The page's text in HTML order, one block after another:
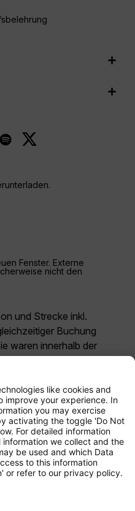
Fenster. Externe
nicht den
und Strecke inkl.
Buchung
waren innerhalb der
Bei den für die
Tarifen handelt es
unsere restriktivste
zusätzliche Gebühren
andere optionale
dieAllgemeinen